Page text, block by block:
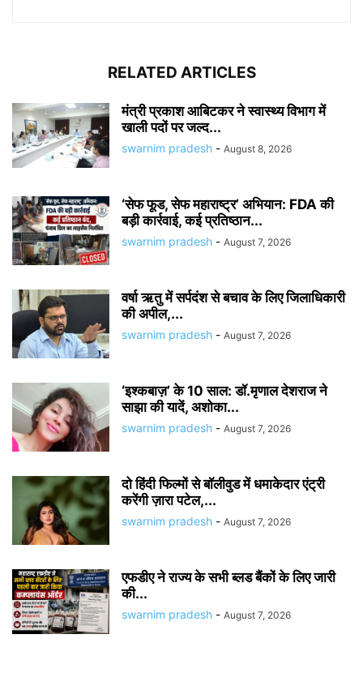
RELATED ARTICLES
मंत्री प्रकाश आबिटकर ने स्वास्थ्य विभाग में
खाली पदों पर जल्द...
swarnim pradesh - August 8, 2026
‘सेफ फूड, सेफ महाराष्ट्र’ अभियान: FDA की
बड़ी कार्रवाई, कई प्रतिष्ठान...
swarnim pradesh - August 7, 2026
वर्षा ऋतु में सर्पदंश से बचाव के लिए जिलाधिकारी
की अपील,...
swarnim pradesh - August 7, 2026
‘इश्कबाज़’ के 10 साल: डॉ.मृणाल देशराज ने
साझा की यादें, अशोका...
swarnim pradesh - August 7, 2026
दो हिंदी फिल्मों से बॉलीवुड में धमाकेदार एंट्री
करेंगी ज़ारा पटेल,...
swarnim pradesh - August 7, 2026
एफडीए ने राज्य के सभी ब्लड बैंकों के लिए जारी
की...
swarnim pradesh - August 7, 2026